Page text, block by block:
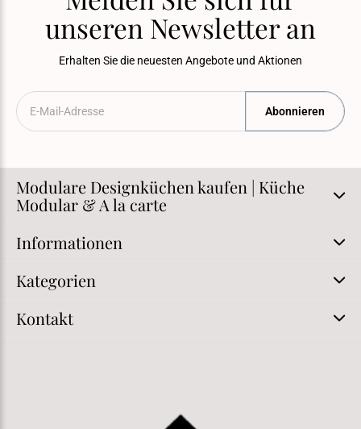
unseren Newsletter an
Erhalten Sie die neuesten Angebote und Aktionen
Abonnieren
Modulare Designküchen kaufen | Küche
Modular & A la carte
Informationen
Kategorien
Kontakt